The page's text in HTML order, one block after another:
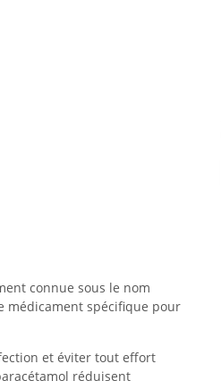
connue sous le nom
médicament spécifique pour
et éviter tout effort
réduisent